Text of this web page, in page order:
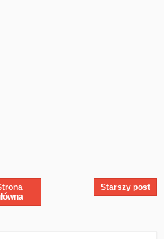
Starszy post